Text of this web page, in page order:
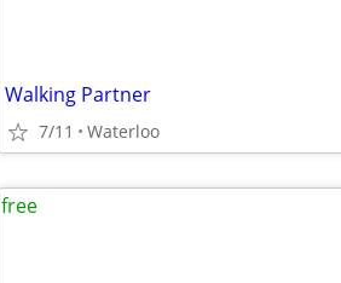
Walking Partner
7/11 Waterloo
free